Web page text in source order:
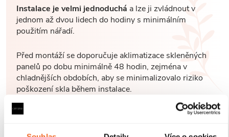
Instalace je velmi jednoduchá a lze ji zvládnout v
jednom až dvou lidech do hodiny s minimálním
použitím nářadí.
Před montáží se doporučuje aklimatizace skleněných
panelů po dobu minimálně 48 hodin, zejména v
chladnějších obdobích, aby se minimalizovalo riziko
poškození skla během instalace.